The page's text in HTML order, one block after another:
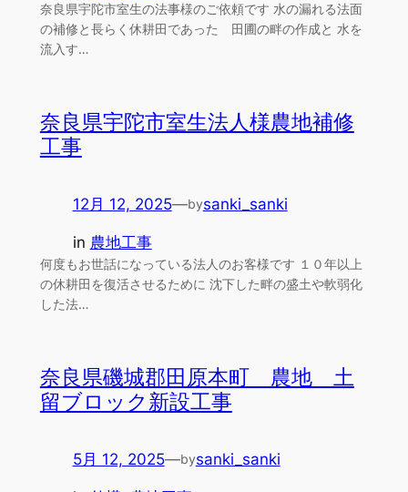
奈良県宇陀市室生の法事様のご依頼です 水の漏れる法面
の補修と長らく休耕田であった 田圃の畔の作成と 水を
流入す…
奈良県宇陀市室生法人様農地補修
工事
12月 12, 2025—bysanki_sanki
in 農地工事
何度もお世話になっている法人のお客様です １０年以上
の休耕田を復活させるために 沈下した畔の盛土や軟弱化
した法…
奈良県磯城郡田原本町 農地 土
留ブロック新設工事
5月 12, 2025—bysanki_sanki